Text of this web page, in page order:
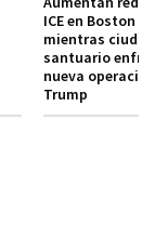
ICE en Boston
mientras
santuario
nueva
Trump